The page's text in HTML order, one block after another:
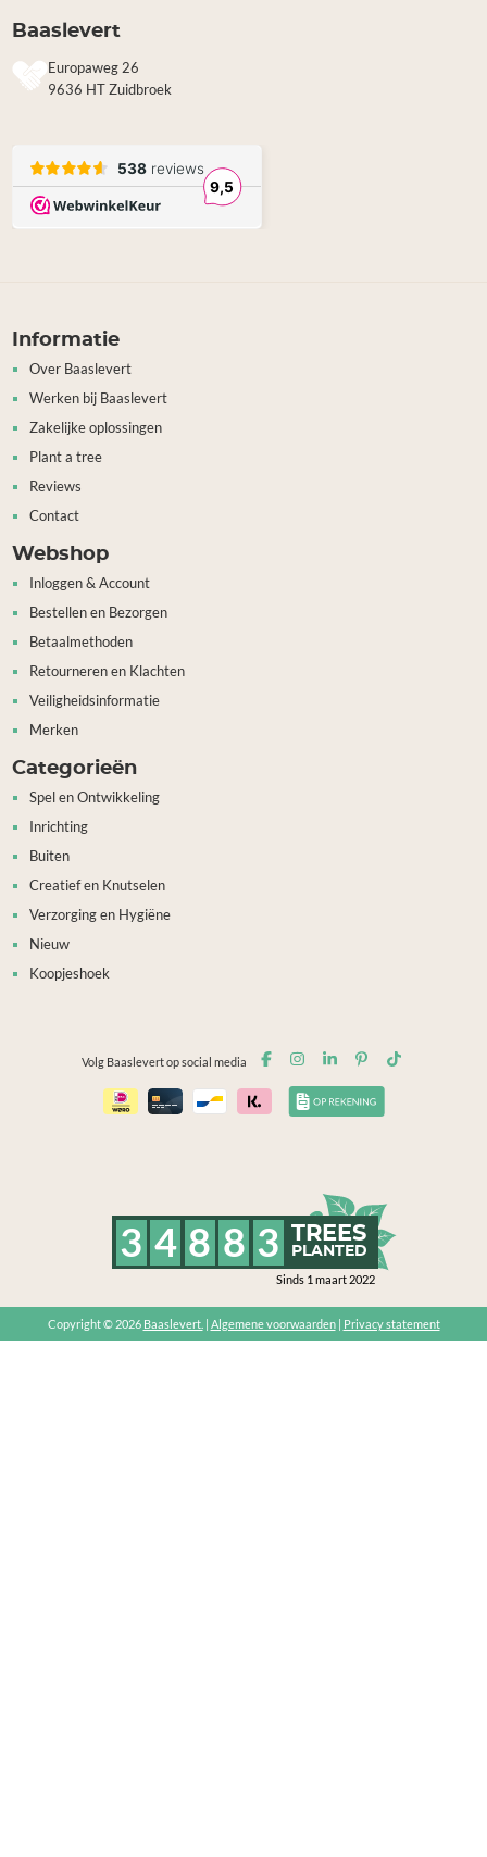
Baaslevert
Europaweg 26
9636 HT Zuidbroek
Informatie
Over Baaslevert
Werken bij Baaslevert
Zakelijke oplossingen
Plant a tree
Reviews
Contact
Webshop
Inloggen & Account
Bestellen en Bezorgen
Betaalmethoden
Retourneren en Klachten
Veiligheidsinformatie
Merken
Categorieën
Spel en Ontwikkeling
Inrichting
Buiten
Creatief en Knutselen
Verzorging en Hygiëne
Nieuw
Koopjeshoek
Volg Baaslevert op social media
3 4 8 8 3 TREES
PLANTED
Sinds 1 maart 2022
Copyright © 2026 Baaslevert. Algemene voorwaarden| Privacy statement